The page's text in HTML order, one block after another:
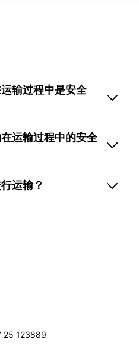
输过程中是安全
运输过程中的安全
运输？
25 123889